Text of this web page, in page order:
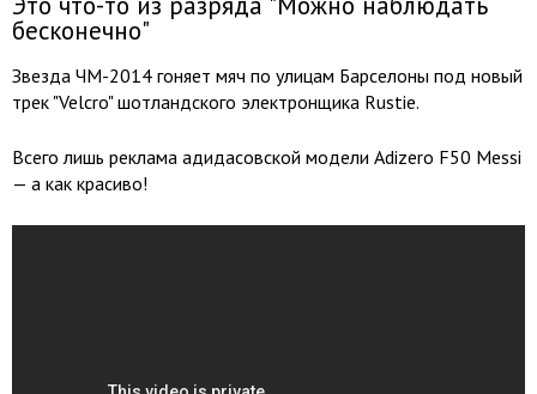
бесконечно"
Звезда ЧМ-2014 гоняет мяч по улицам Барселоны под новый
трек "Velcro" шотландского электронщика Rustie.
Всего лишь реклама адидасовской модели Adizero F50 Messi
— а как красиво!